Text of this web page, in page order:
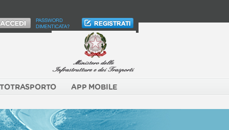
PASSWORD
DIMENTICATA?
APP MOBILE